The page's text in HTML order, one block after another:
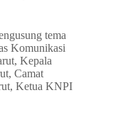
tema
Komunikasi
Kepala
Camat
Ketua KNPI